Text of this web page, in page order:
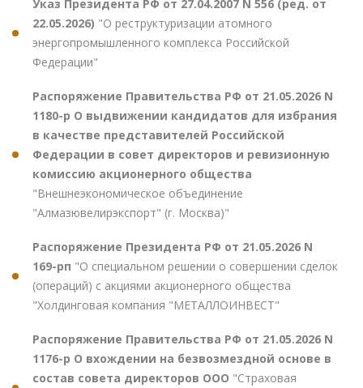
Указ Президента РФ от 27.04.2007 N 556 (ред. от
22.05.2026) "О реструктуризации атомного
энергопромышленного комплекса Российской
Федерации"
Распоряжение Правительства РФ от 21.05.2026 N
1180-р О выдвижении кандидатов для избрания
в качестве представителей Российской
Федерации в совет директоров и ревизионную
комиссию акционерного общества
"Внешнеэкономическое объединение
"Алмазювелирэкспорт" (г. Москва)"
Распоряжение Президента РФ от 21.05.2026 N
169-рп "О специальном решении о совершении сделок
(операций) с акциями акционерного общества
"Холдинговая компания "МЕТАЛЛОИНВЕСТ"
Распоряжение Правительства РФ от 21.05.2026 N
1176-р О вхождении на безвозмездной основе в
состав совета директоров ООО "Страховая